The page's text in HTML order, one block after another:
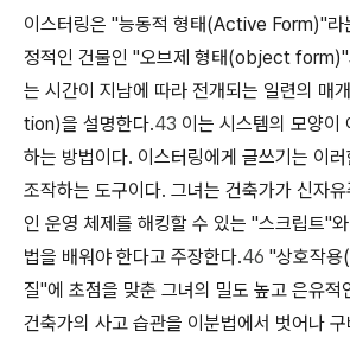
이스터링은 "능동적 형태(Active Form)"라
정적인 건물인 "오브제 형태(object form)"
는 시간이 지남에 따라 전개되는 일련의 매
tion)을 설명한다.43 이는 시스템의 모양이
하는 방법이다. 이스터링에게 글쓰기는 이
조작하는 도구이다. 그녀는 건축가가 신자
인 운영 체제를 해킹할 수 있는 "스크립트"
법을 배워야 한다고 주장한다.46 "상호작용
질"에 초점을 맞춘 그녀의 밀도 높고 은유적
건축가의 사고 습관을 이분법에서 벗어나